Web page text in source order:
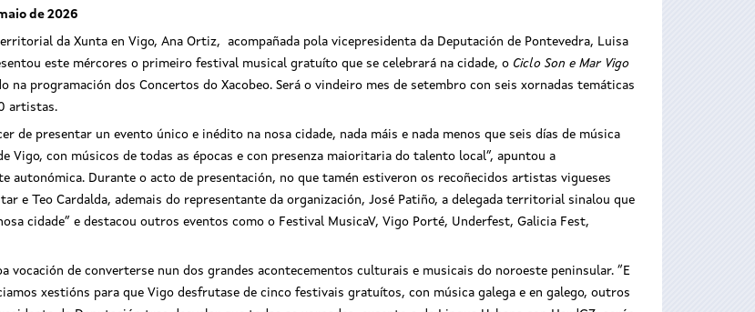
de 2026
da Xunta en Vigo, Ana Ortiz, acompañada pola vicepresidenta da Deputación de Pontevedra, Luisa
este mércores o primeiro festival musical gratuíto que se celebrará na cidade, o Ciclo Son e Mar Vigo
na programación dos Concertos do Xacobeo. Será o vindeiro mes de setembro con seis xornadas temáticas
artistas.
de presentar un evento único e inédito na nosa cidade, nada máis e nada menos que seis días de música
Vigo, con músicos de todas as épocas e con presenza maioritaria do talento local”, apuntou a
autonómica. Durante o acto de presentación, no que tamén estiveron os recoñecidos artistas vigueses
e Teo Cardalda, ademais do representante da organización, José Patiño, a delegada territorial sinalou que
cidade” e destacou outros eventos como o Festival MusicaV, Vigo Porté, Underfest, Galicia Fest,
vocación de converterse nun dos grandes acontecementos culturais e musicais do noroeste peninsular. “E
xestións para que Vigo desfrutase de cinco festivais gratuítos, con música galega e en galego, outros